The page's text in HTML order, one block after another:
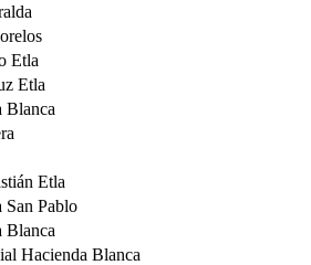
Etla
Etla
Blanca
Etla
San Pablo
Blanca
Hacienda Blanca